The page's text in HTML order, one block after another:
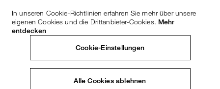
In unseren Cookie-Richtlinien erfahren Sie mehr über unsere
eigenen Cookies und die Drittanbieter-Cookies. Mehr
entdecken
Cookie-Einstellungen
Alle Cookies ablehnen